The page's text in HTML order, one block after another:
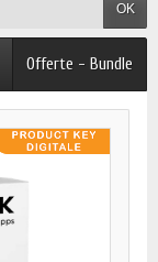
OK
Offerte - Bundle